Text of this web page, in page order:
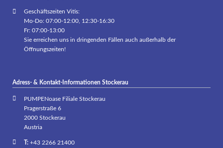
Geschäftszeiten Vitis:
Mo-Do: 07:00-12:00, 12:30-16:30
Fr: 07:00-13:00
Sie erreichen uns in dringenden Fällen auch außerhalb der
Öffnungszeiten!
Adress- & Kontakt-Informationen Stockerau
PUMPENoase Filiale Stockerau
Pragerstraße 6
2000 Stockerau
Austria
T:+43 2266 21400